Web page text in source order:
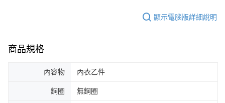
顯示電腦版詳細說明
商品規格
內容物 內衣乙件
鋼圈 無鋼圈